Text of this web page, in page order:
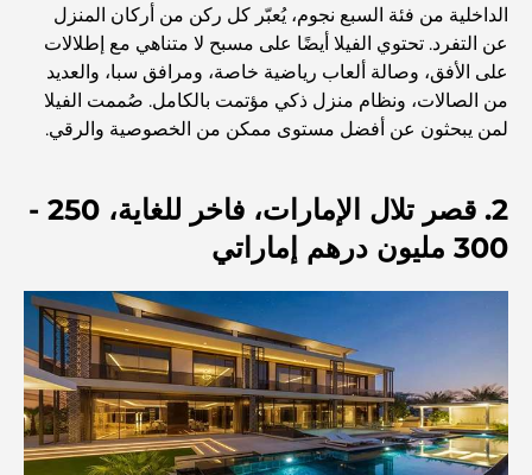
المستشفيات الحكومية في دبي: رعاية صحية شاملة للجميع
أغلى مدارس جيمس في دبي: دليل شامل للآباء
أفضل المدارس القريبة من داماك هيلز 2: دليل للعائلات
أفضل المطاعم الهندية في دبي: رحلة طهي
الداخلية من فئة السبع نجوم، يُعبّر كل ركن من أركان المنزل
عن التفرد. تحتوي الفيلا أيضًا على مسبح لا متناهي مع إطلالات
على الأفق، وصالة ألعاب رياضية خاصة، ومرافق سبا، والعديد
من الصالات، ونظام منزل ذكي مؤتمت بالكامل. صُممت الفيلا
لمن يبحثون عن أفضل مستوى ممكن من الخصوصية والرقي.
2. قصر تلال الإمارات، فاخر للغاية، 250 -
300 مليون درهم إماراتي